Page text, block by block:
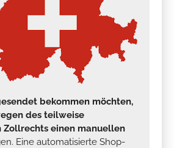
bekommen möchten,
des teilweise
Zollrechts einen manuellen
Eine automatisierte Shop-